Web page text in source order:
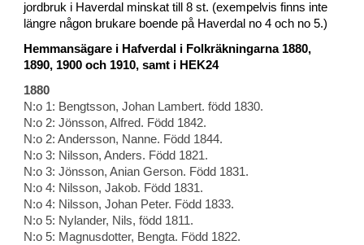
jordbruk i Haverdal minskat till 8 st. (exempelvis finns inte
längre någon brukare boende på Haverdal no 4 och no 5.)
Hemmansägare i Hafverdal i Folkräkningarna 1880,
1890, 1900 och 1910, samt i HEK24
1880
N:o 1: Bengtsson, Johan Lambert. född 1830.
N:o 2: Jönsson, Alfred. Född 1842.
N:o 2: Andersson, Nanne. Född 1844.
N:o 3: Nilsson, Anders. Född 1821.
N:o 3: Jönsson, Anian Gerson. Född 1831.
N:o 4: Nilsson, Jakob. Född 1831.
N:o 4: Nilsson, Johan Peter. Född 1833.
N:o 5: Nylander, Nils, född 1811.
N:o 5: Magnusdotter, Bengta. Född 1822.